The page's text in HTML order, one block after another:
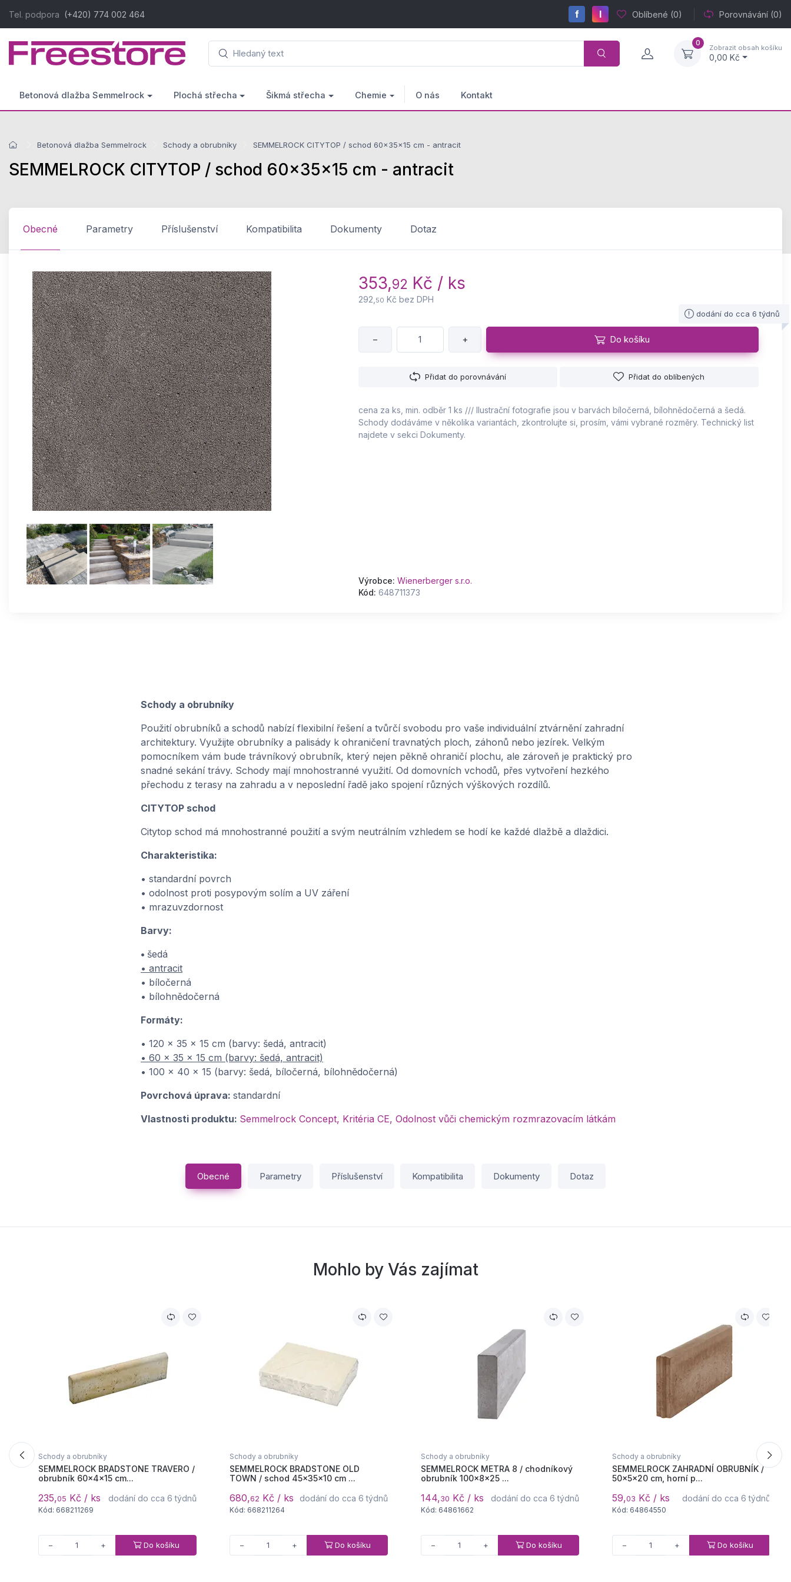
Tel. podpora (+420) 774 002 464 f I Oblíbené (0) Porovnávání (0)
0
Zobrazit obsah košíku
0,00 Kč
Betonová dlažba Semmelrock Plochá střecha Šikmá střecha Chemie O nás Kontakt
Betonová dlažba Semmelrock Schody a obrubníky SEMMELROCK CITYTOP / schod 60x35x15 cm - antracit
SEMMELROCK CITYTOP / schod 60x35x15 cm - antracit
Obecné Parametry Příslušenství Kompatibilita Dokumenty Dotaz
353,92 Kč / ks
292, 50 Kč bez DPH
dodání do cca 6 týdnů
− + Do košíku
Přidat do porovnávání Přidat do oblíbených
cena za ks, min. odběr 1 ks /// Ilustrační fotografie jsou v barvách bíločerná, bílohnědočerná a šedá.
Schody dodáváme v několika variantách, zkontrolujte si, prosím, vámi vybrané rozměry. Technický list
najdete v sekci Dokumenty.
Výrobce: Wienerberger s.r.o.
Kód: 648711373
Schody a obrubníky
Použití obrubníků a schodů nabízí flexibilní řešení a tvůrčí svobodu pro vaše individuální ztvárnění zahradní
architektury. Využijte obrubníky a palisády k ohraničení travnatých ploch, záhonů nebo jezírek. Velkým
pomocníkem vám bude trávníkový obrubník, který nejen pěkně ohraničí plochu, ale zároveň je praktický pro
snadné sekání trávy. Schody mají mnohostranné využití. Od domovních vchodů, přes vytvoření hezkého
přechodu z terasy na zahradu a v neposlední řadě jako spojení různých výškových rozdílů.
CITYTOP schod
Citytop schod má mnohostranné použití a svým neutrálním vzhledem se hodí ke každé dlažbě a dlaždici.
Charakteristika:
• standardní povrch
• odolnost proti posypovým solím a UV záření
• mrazuvzdornost
Barvy:
• šedá
• antracit
• bíločerná
• bílohnědočerná
Formáty:
• 120 x 35 x 15 cm (barvy: šedá, antracit)
• 60 x 35 x 15 cm (barvy: šedá, antracit)
• 100 x 40 x 15 (barvy: šedá, bíločerná, bílohnědočerná)
Povrchová úprava: standardní
Vlastnosti produktu: Semmelrock Concept, Kritéria CE, Odolnost vůči chemickým rozmrazovacím látkám
Obecné Parametry Příslušenství Kompatibilita Dokumenty Dotaz
Mohlo by Vás zajímat
Schody a obrubníky
SEMMELROCK BRADSTONE TRAVERO /
obrubník 60x4x15 cm...
235,05 Kč / ks dodání do cca 6 týdnů
Kód: 668211269
− + Do košíku
Schody a obrubníky
SEMMELROCK BRADSTONE OLD
TOWN / schod 45x35x10 cm ...
680,62 Kč / ks dodání do cca 6 týdnů
Kód: 668211264
− + Do košíku
Schody a obrubníky
SEMMELROCK METRA 8 / chodníkový
obrubník 100x8x25 ...
144,30 Kč / ks dodání do cca 6 týdnů
Kód: 64861662
− + Do košíku
Schody a obrubníky
SEMMELROCK ZAHRADNÍ OBRUBNÍK /
50x5x20 cm, horní p...
59,03 Kč / ks dodání do cca 6 týdnů
Kód: 64864550
− + Do košíku